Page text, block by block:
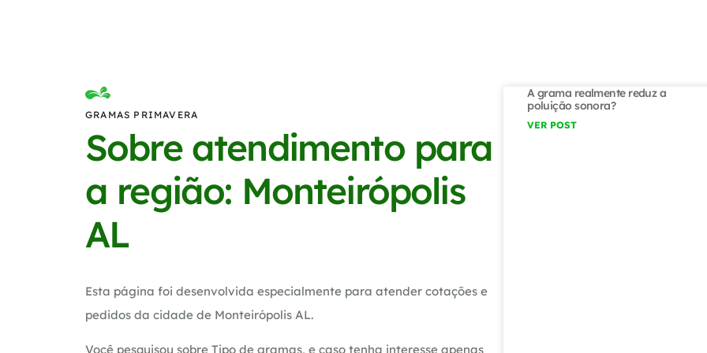
GRAMAS PRIMAVERA
Sobre atendimento para
a região: Monteirópolis
AL
Esta página foi desenvolvida especialmente para atender cotações e
pedidos da cidade de Monteirópolis AL.
Você pesquisou sobre Tipo de gramas, e caso tenha interesse apenas
A grama realmente reduz a
poluição sonora?
VER POST